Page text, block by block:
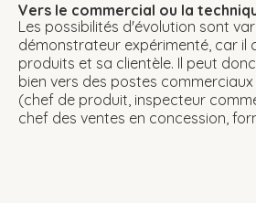
Vers le commercial ou la
Les possibilités d'évolution sont
démonstrateur expérimenté, car il
produits et sa clientèle. Il peut
bien vers des postes
(chef de produit, inspecteur
chef des ventes en concession,